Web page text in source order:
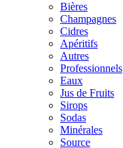
Bières
Champagnes
Cidres
Apéritifs
Autres
Professionnels
Eaux
Jus de Fruits
Sirops
Sodas
Minérales
Source